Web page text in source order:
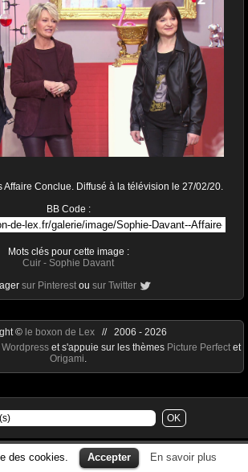
Affaire Conclue. Diffusé à la télévision le 27/02/20.
BB Code :
Mots clés pour cette image :
Cuir - Sophie Davant
sur Pinterest ou sur Twitter
des cookies. Accepter En savoir plus
© le boxon de Lex// 2006 - 2026
Wordpress et s'appuie sur les thèmes Picture Perfect et
Origami.